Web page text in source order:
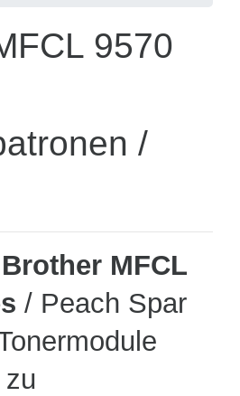
9570
/
Brother MFCL
/ Peach Spar
zu